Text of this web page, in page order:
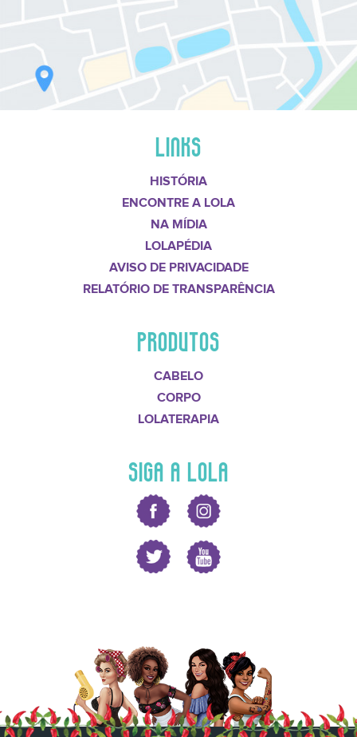
LINKS
HISTÓRIA
ENCONTRE A LOLA
NA MÍDIA
LOLAPÉDIA
AVISO DE PRIVACIDADE
RELATÓRIO DE TRANSPARÊNCIA
PRODUTOS
CABELO
CORPO
LOLATERAPIA
SIGA A LOLA